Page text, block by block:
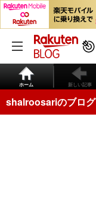
ホーム 新しい記事
shalroosariのブログ